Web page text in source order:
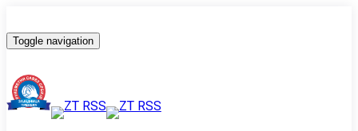
Toggle navigation